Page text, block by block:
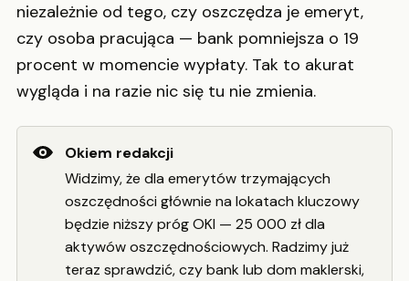
niezależnie od tego, czy oszczędza je emeryt,
czy osoba pracująca — bank pomniejsza o 19
procent w momencie wypłaty. Tak to akurat
wygląda i na razie nic się tu nie zmienia.
Okiem redakcji
Widzimy, że dla emerytów trzymających
oszczędności głównie na lokatach kluczowy
będzie niższy próg OKI — 25 000 zł dla
aktywów oszczędnościowych. Radzimy już
teraz sprawdzić, czy bank lub dom maklerski,